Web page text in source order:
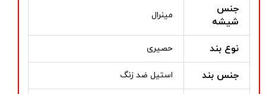
جنس
شیشه
مینرال
نوع بند حصیری
جنس بند استیل ضد زنگ